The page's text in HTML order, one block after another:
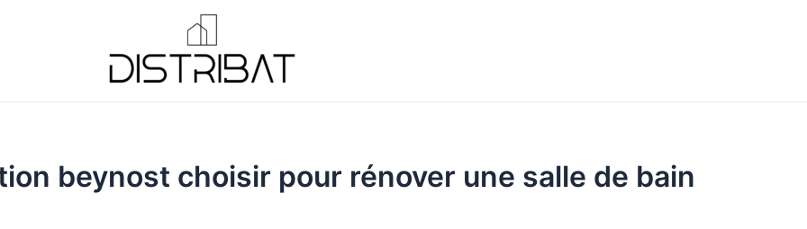
beynost choisir pour rénover une salle de bain